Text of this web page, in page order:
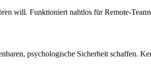
will. Funktioniert nahtlos für Remote-
psychologische Sicherheit schaffen.